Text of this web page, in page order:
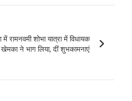
रामनवमी शोभा यात्रा में विधायक
ने भाग लिया, दीं शुभकामनाएं